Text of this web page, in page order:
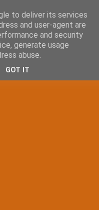
to deliver its services
and user-agent are
and security
generate usage
abuse.
GOT IT